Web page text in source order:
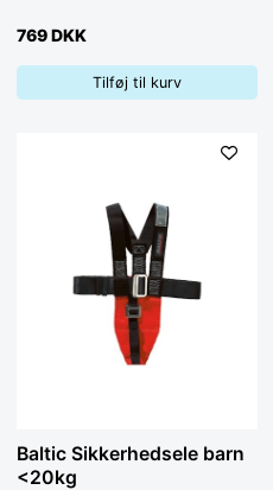
769 DKK
Tilføj til kurv
Baltic Sikkerhedsele barn
<20kg